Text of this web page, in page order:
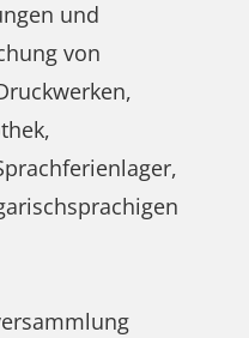
und
von